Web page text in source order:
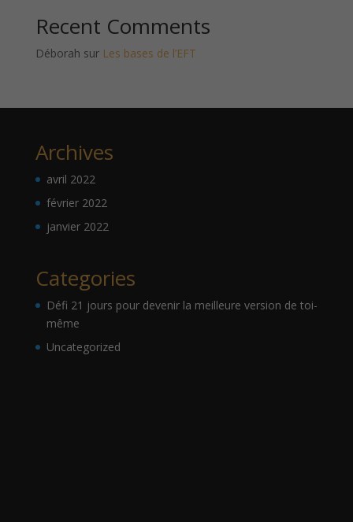
Recent Comments
Déborah sur Les bases de l’EFT
Archives
avril 2022
février 2022
janvier 2022
Categories
Défi 21 jours pour devenir la meilleure version de toi-
même
Uncategorized